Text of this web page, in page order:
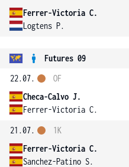
Ferrer-Victoria C.
Logtens P.
Futures 09
22.07.
Checa-Calvo J.
Ferrer-Victoria C.
OF
21.07.
Ferrer-Victoria C.
Sanchez-Patino S.
1K